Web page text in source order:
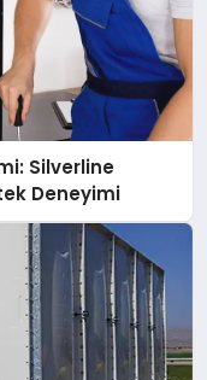
Silverline
Deneyimi